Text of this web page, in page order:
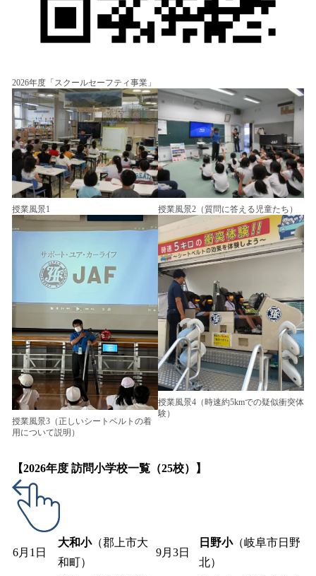
2026年度「スクールセーフティ事業」
授業風景1 授業風景2（質問に答える児童たち）
授業風景3（正しいシートベルトの着
用について説明）
授業風景4（時速約5kmでの疑似衝突体
験）
【2026年度 訪問小学校一覧（25校）】
6月1日
大和小（郡上市大
和町）
9月3日
日野小（岐阜市日野
北）